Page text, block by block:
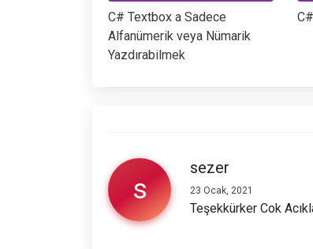
C# Textbox a Sadece
Alfanümerik veya Nümarik
Yazdırabilmek
s
sezer
23 Ocak, 2021
Teşekkürker Cok